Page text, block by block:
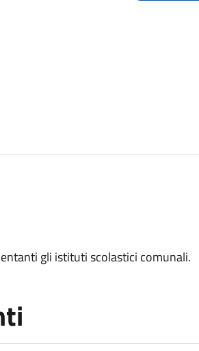
gli istituti scolastici comunali.